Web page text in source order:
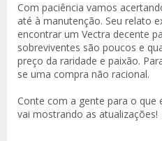
Com paciência vamos
até à manutenção. Seu relato
encontrar um Vectra decente
sobreviventes são poucos e
preço da raridade e paixão.
se uma compra não racional.
Conte com a gente para o que
vai mostrando as atualizações!